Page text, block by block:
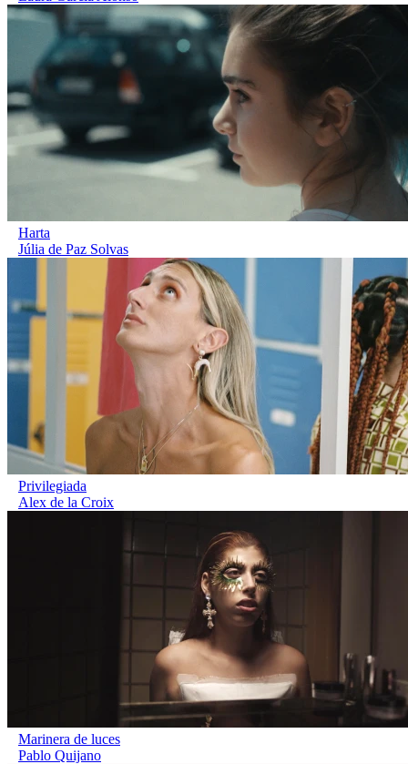
Harta
Júlia de Paz Solvas
Privilegiada
Alex de la Croix
Marinera de luces
Pablo Quijano